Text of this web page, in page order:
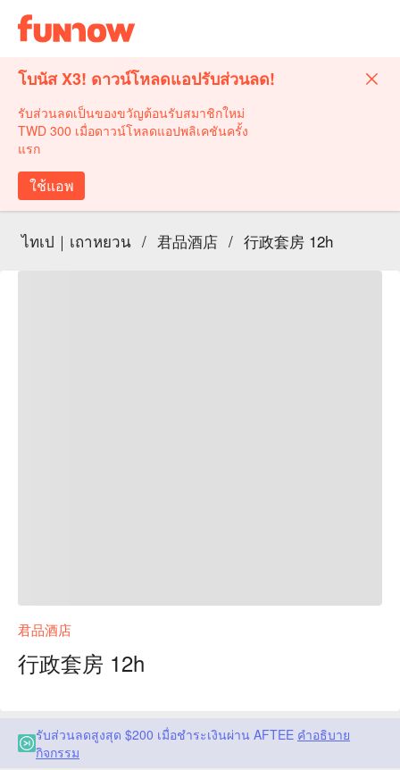
โบนัส X3! ดาวน์โหลดแอปรับส่วนลด!
รับส่วนลดเป็นของขวัญต้อนรับสมาชิกใหม่
TWD 300 เมื่อดาวน์โหลดแอปพลิเคชันครั้ง
แรก
ใช้แอพ
ไทเป｜เถาหยวน / 君品酒店 / 行政套房 12h
君品酒店
行政套房 12h
รับส่วนลดสูงสุด $200 เมื่อชำระเงินผ่าน AFTEE คำอธิบาย
กิจกรรม